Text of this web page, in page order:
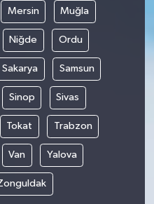
Mersin Muğla
Niğde Ordu
Sakarya Samsun
Sinop Sivas
Tokat Trabzon
Van Yalova